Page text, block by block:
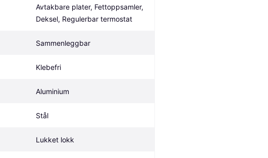
Avtakbare plater, Fettoppsamler,
Deksel, Regulerbar termostat
Sammenleggbar
Klebefri
Aluminium
Stål
Lukket lokk